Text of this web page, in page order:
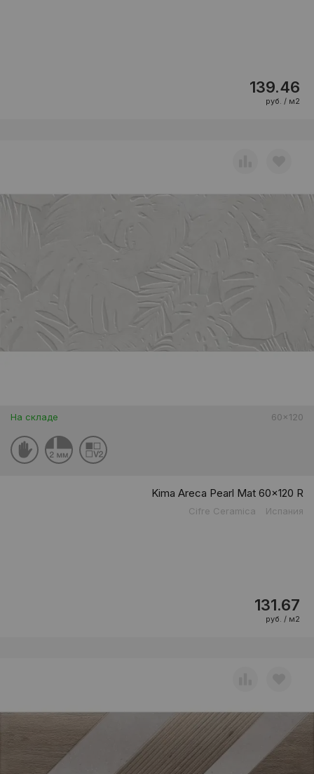
139.46
руб. / м2
На складе 60x120
Kima Areca Pearl Mat 60x120 R
Cifre Ceramica Испания
131.67
руб. / м2